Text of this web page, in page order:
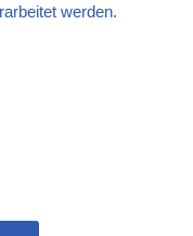
werden.